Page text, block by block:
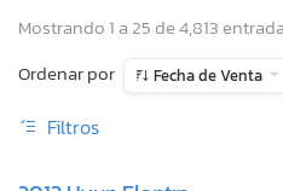
Mostrando 1 a 25 de 4,813
Ordenar por
Fecha de Venta
Filtros